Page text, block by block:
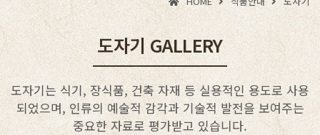
도자기 GALLERY
도자기는 식기, 장식품, 건축 자재 등 실용적인 용도로 사용
되었으며, 인류의 예술적 감각과 기술적 발전을 보여주는
중요한 자료로 평가받고 있습니다.